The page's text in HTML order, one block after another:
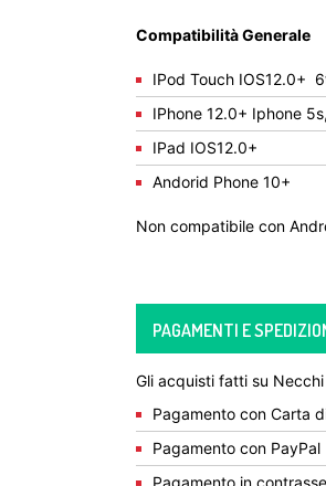
Compatibilità Generale
IPod Touch IOS12.0+
IPhone 12.0+ Iphone
IPad IOS12.0+
Andorid Phone 10+
Non compatibile con
PAGAMENTI E
Gli acquisti fatti su
Pagamento con Carta
Pagamento con PayPal
Pagamento in